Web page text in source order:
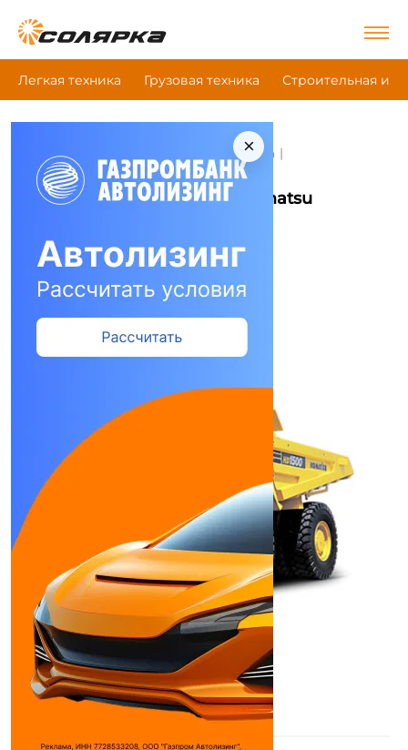
Легкая техника Грузовая техника Строительная и
×
Главная Строительная и дорожная техника |
Карьерный самосвал Komatsu Hd1500-5
Карьерный самосвал Komatsu
Сравнить